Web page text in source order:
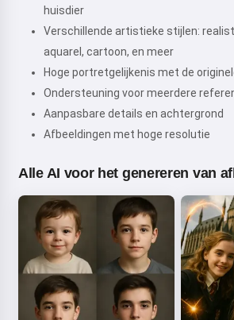
huisdier
Verschillende artistieke stijlen:
aquarel, cartoon, en meer
Hoge portretgelijkenis met de
Ondersteuning voor meerdere
Aanpasbare details en achtergrond
Afbeeldingen met hoge resolutie
Alle AI voor het genereren van